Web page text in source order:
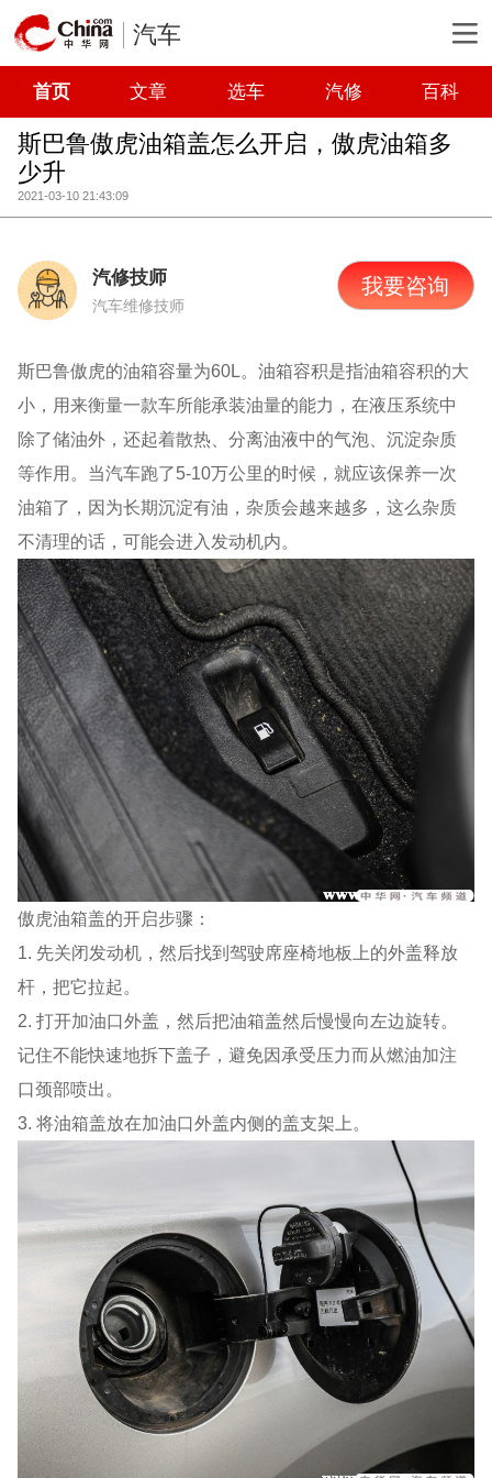
汽车
首页 文章 选车 汽修 百科
斯巴鲁傲虎油箱盖怎么开启，傲虎油箱多
少升
2021-03-10 21:43:09
汽修技师
汽车维修技师
我要咨询
斯巴鲁傲虎的油箱容量为60L。油箱容积是指油箱容积的大
小，用来衡量一款车所能承装油量的能力，在液压系统中
除了储油外，还起着散热、分离油液中的气泡、沉淀杂质
等作用。当汽车跑了5-10万公里的时候，就应该保养一次
油箱了，因为长期沉淀有油，杂质会越来越多，这么杂质
不清理的话，可能会进入发动机内。
傲虎油箱盖的开启步骤：
1. 先关闭发动机，然后找到驾驶席座椅地板上的外盖释放
杆，把它拉起。
2. 打开加油口外盖，然后把油箱盖然后慢慢向左边旋转。
记住不能快速地拆下盖子，避免因承受压力而从燃油加注
口颈部喷出。
3. 将油箱盖放在加油口外盖内侧的盖支架上。